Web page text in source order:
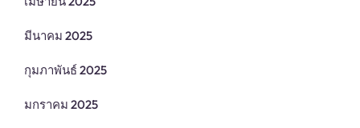
มีนาคม 2025
กุมภาพันธ์ 2025
มกราคม 2025